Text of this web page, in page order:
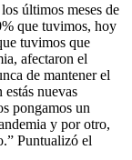
últimos meses de
que tuvimos, hoy
tuvimos que
afectaron el
de mantener el
nuevas
pongamos un
y por otro,
Puntualizó el